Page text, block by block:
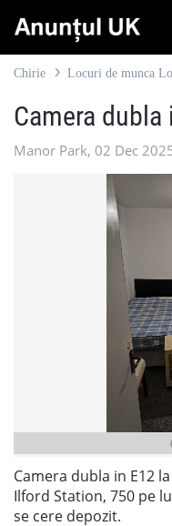
Chirie Locuri de munca
Camera
Manor Park, 02 Dec
Camera dubla in E12
Ilford Station, 750 pe
se cere depozit.